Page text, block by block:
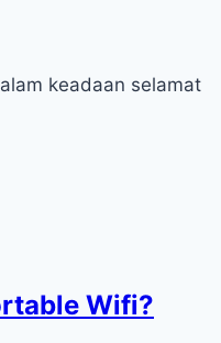
keadaan selamat
Wifi?